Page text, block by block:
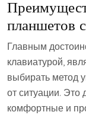
планшетов
Главным
клавиатурой,
выбирать метод
от ситуации. Это
комфортные и